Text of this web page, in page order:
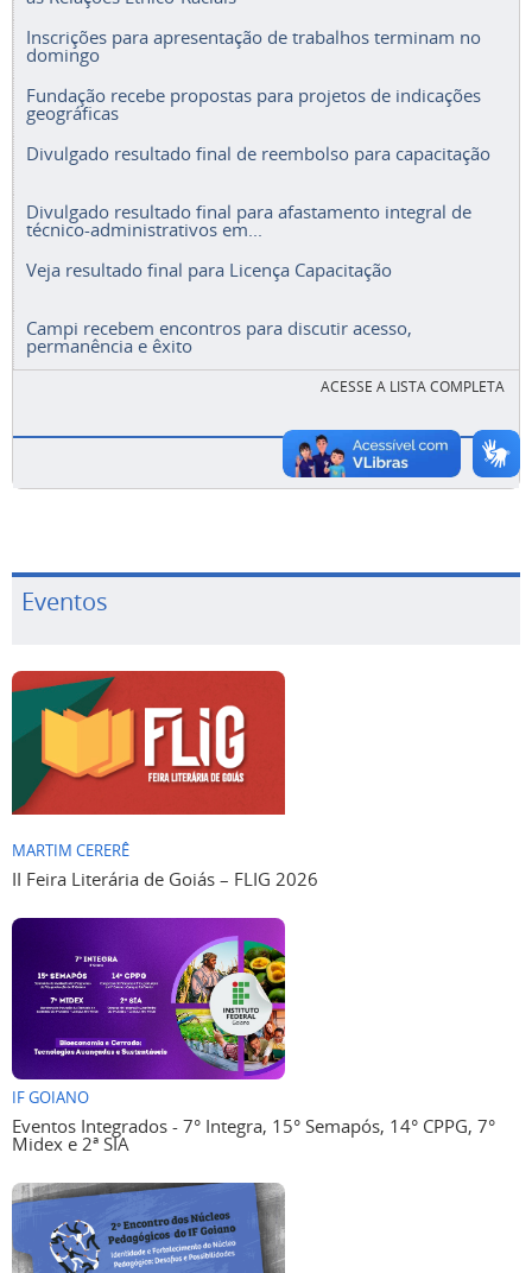
Inscrições para apresentação de trabalhos terminam no
domingo
Fundação recebe propostas para projetos de indicações
geográficas
Divulgado resultado final de reembolso para capacitação
Divulgado resultado final para afastamento integral de
técnico-administrativos em...
Veja resultado final para Licença Capacitação
Campi recebem encontros para discutir acesso,
permanência e êxito
ACESSE A LISTA COMPLETA
Eventos
MARTIM CERERÊ
II Feira Literária de Goiás – FLIG 2026
IF GOIANO
Eventos Integrados - 7° Integra, 15° Semapós, 14° CPPG, 7°
Midex e 2ª SIA